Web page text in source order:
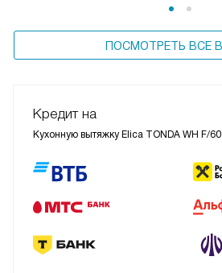
ПОСМОТРЕТЬ ВСЕ
Кредит на
Кухонную вытяжку Elica TONDA WH F/60